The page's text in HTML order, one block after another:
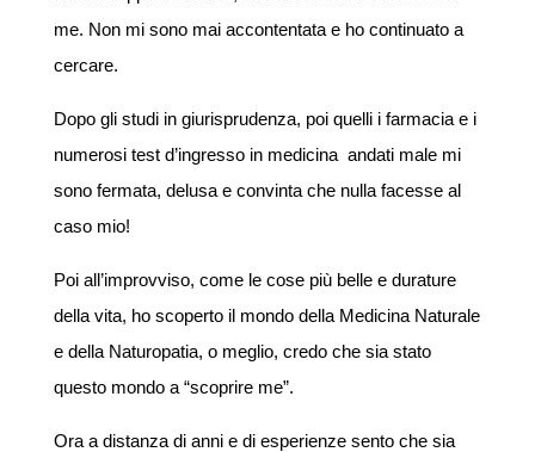
me. Non mi sono mai accontentata e ho continuato a
cercare.
Dopo gli studi in giurisprudenza, poi quelli i farmacia e i
numerosi test d’ingresso in medicina andati male mi
sono fermata, delusa e convinta che nulla facesse al
caso mio!
Poi all’improvviso, come le cose più belle e durature
della vita, ho scoperto il mondo della Medicina Naturale
e della Naturopatia, o meglio, credo che sia stato
questo mondo a “scoprire me”.
Ora a distanza di anni e di esperienze sento che sia